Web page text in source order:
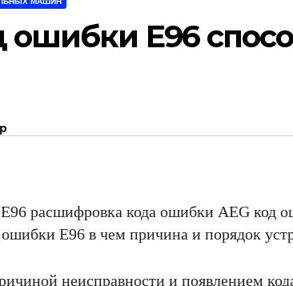
ошибки E96
расшифровка кода ошибки AEG код
E96 в чем причина и порядок
неисправности и появлением